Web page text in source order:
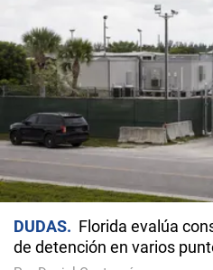
DUDAS
Florida evalúa
de detención en varios